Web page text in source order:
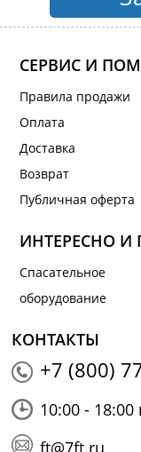
СЕРВИС И
Правила продажи
Оплата
Доставка
Возврат
Публичная оферта
ИНТЕРЕСНО И
Спасательное
оборудование
КОНТАКТЫ
+7 (800)
10:00 -
ft@7ft.ru